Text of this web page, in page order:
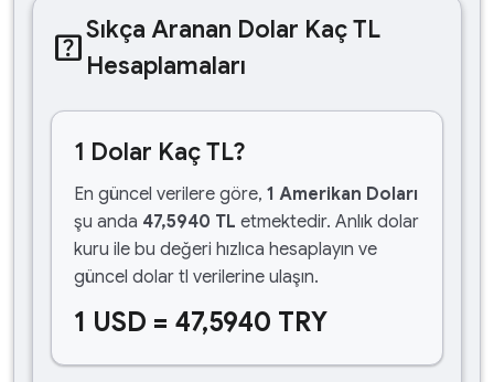
help_centerSıkça Aranan Dolar Kaç TL
Hesaplamaları
1 Dolar Kaç TL?
En güncel verilere göre, 1 Amerikan Doları
şu anda 47,5940 TL etmektedir. Anlık dolar
kuru ile bu değeri hızlıca hesaplayın ve
güncel dolar tl verilerine ulaşın.
1 USD = 47,5940 TRY